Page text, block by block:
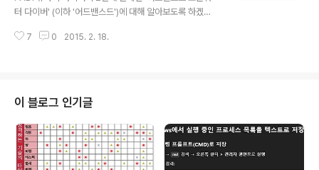
터 다이버' (이하 '어드밴스드')에 대해 알아보도록 하겠습
(http://harryp.tistory.com/111) 을 참고해주시면 됩니
요. 어드밴스드의 경우 오픈워터 다이버 자격증을 소지해
야 하고, 만 12세 이상인 경우 취득이 가능합니다. (만 12~
14세의 경우 주니어 어드밴스드 오픈워터 자격증이 발급
됩니다.) 그리고 자격증을 취득하게 될 경우 최대 30미터
의 수심까지 다이빙이 가능합니..
7 0 2015. 2. 18.
이 블로그 인기글